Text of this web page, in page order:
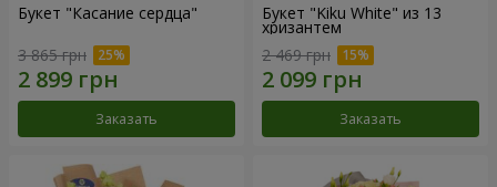
Букет "Касание сердца"
3 865 грн
Заказать
Букет "Kiku White" из 13
хризантем
2 469 грн
Заказать